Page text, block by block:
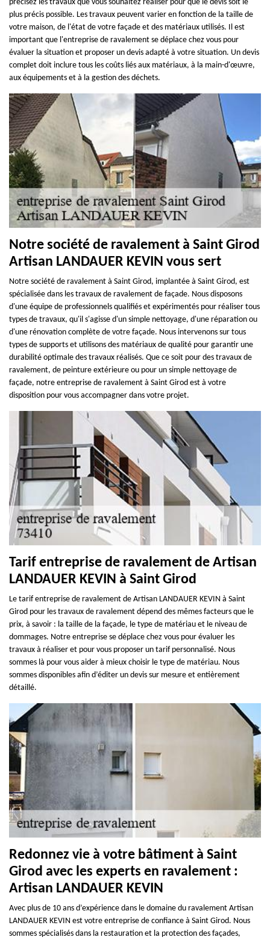
précisez les travaux que vous souhaitez réaliser pour que le devis soit le
plus précis possible. Les travaux peuvent varier en fonction de la taille de
votre maison, de l'état de votre façade et des matériaux utilisés. Il est
important que l'entreprise de ravalement se déplace chez vous pour
évaluer la situation et proposer un devis adapté à votre situation. Un devis
complet doit inclure tous les coûts liés aux matériaux, à la main-d'œuvre,
aux équipements et à la gestion des déchets.
Notre société de ravalement à Saint Girod
Artisan LANDAUER KEVIN vous sert
Notre société de ravalement à Saint Girod, implantée à Saint Girod, est
spécialisée dans les travaux de ravalement de façade. Nous disposons
d'une équipe de professionnels qualifiés et expérimentés pour réaliser tous
types de travaux, qu'il s'agisse d'un simple nettoyage, d'une réparation ou
d'une rénovation complète de votre façade. Nous intervenons sur tous
types de supports et utilisons des matériaux de qualité pour garantir une
durabilité optimale des travaux réalisés. Que ce soit pour des travaux de
ravalement, de peinture extérieure ou pour un simple nettoyage de
façade, notre entreprise de ravalement à Saint Girod est à votre
disposition pour vous accompagner dans votre projet.
Tarif entreprise de ravalement de Artisan
LANDAUER KEVIN à Saint Girod
Le tarif entreprise de ravalement de Artisan LANDAUER KEVIN à Saint
Girod pour les travaux de ravalement dépend des mêmes facteurs que le
prix, à savoir : la taille de la façade, le type de matériau et le niveau de
dommages. Notre entreprise se déplace chez vous pour évaluer les
travaux à réaliser et pour vous proposer un tarif personnalisé. Nous
sommes là pour vous aider à mieux choisir le type de matériau. Nous
sommes disponibles afin d’éditer un devis sur mesure et entièrement
détaillé.
Redonnez vie à votre bâtiment à Saint
Girod avec les experts en ravalement :
Artisan LANDAUER KEVIN
Avec plus de 10 ans d’expérience dans le domaine du ravalement Artisan
LANDAUER KEVIN est votre entreprise de confiance à Saint Girod. Nous
sommes spécialisés dans la restauration et la protection des façades,